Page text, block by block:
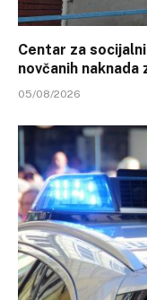
Centar za
novčanih
05/08/2026